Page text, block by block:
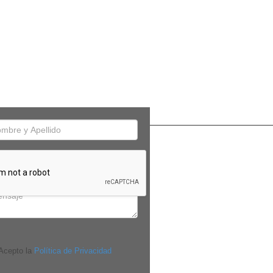
la Política de Privacidad